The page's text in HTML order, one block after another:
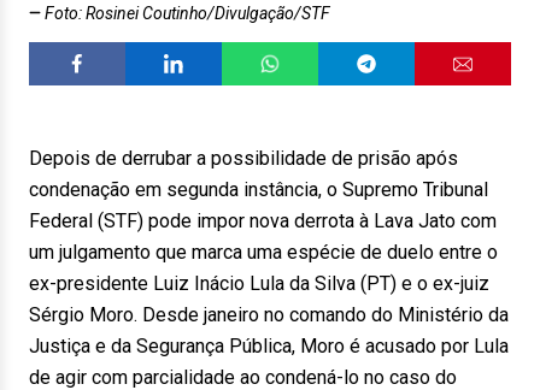
Foto: Rosinei Coutinho/Divulgação/STF
Depois de derrubar a possibilidade de prisão após
condenação em segunda instância, o Supremo Tribunal
Federal (STF) pode impor nova derrota à Lava Jato com
um julgamento que marca uma espécie de duelo entre o
ex-presidente Luiz Inácio Lula da Silva (PT) e o ex-juiz
Sérgio Moro. Desde janeiro no comando do Ministério da
Justiça e da Segurança Pública, Moro é acusado por Lula
de agir com parcialidade ao condená-lo no caso do